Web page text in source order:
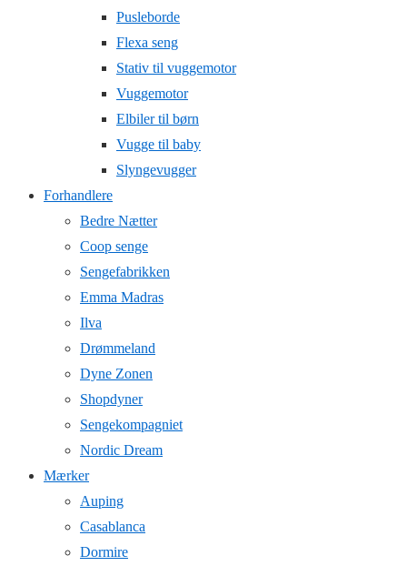
Pusleborde
Flexa seng
Stativ til vuggemotor
Vuggemotor
Elbiler til børn
Vugge til baby
Slyngevugger
Forhandlere
Bedre Nætter
Coop senge
Sengefabrikken
Emma Madras
Ilva
Drømmeland
Dyne Zonen
Shopdyner
Sengekompagniet
Nordic Dream
Mærker
Auping
Casablanca
Dormire